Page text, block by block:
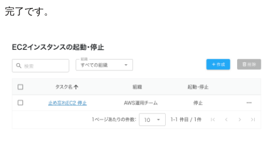
完了です。